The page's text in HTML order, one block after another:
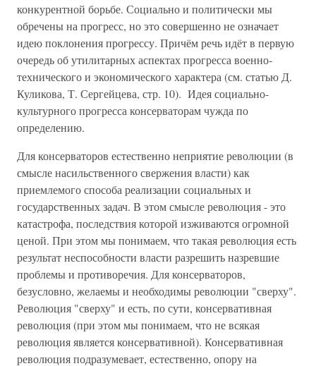
конкурентной борьбе. Социально и политически мы
обречены на прогресс, но это совершенно не означает
идею поклонения прогрессу. Причём речь идёт в первую
очередь об утилитарных аспектах прогресса военно-
технического и экономического характера (см. статью Д.
Куликова, Т. Сергейцева, стр. 10). Идея социально-
культурного прогресса консерваторам чужда по
определению.
Для консерваторов естественно неприятие революции (в
смысле насильственного свержения власти) как
приемлемого способа реализации социальных и
государственных задач. В этом смысле революция - это
катастрофа, последствия которой изживаются огромной
ценой. При этом мы понимаем, что такая революция есть
результат неспособности власти разрешить назревшие
проблемы и противоречия. Для консерваторов,
безусловно, желаемы и необходимы революции "сверху".
Революция "сверху" и есть, по сути, консервативная
революция (при этом мы понимаем, что не всякая
революция является консервативной). Консервативная
революция подразумевает, естественно, опору на